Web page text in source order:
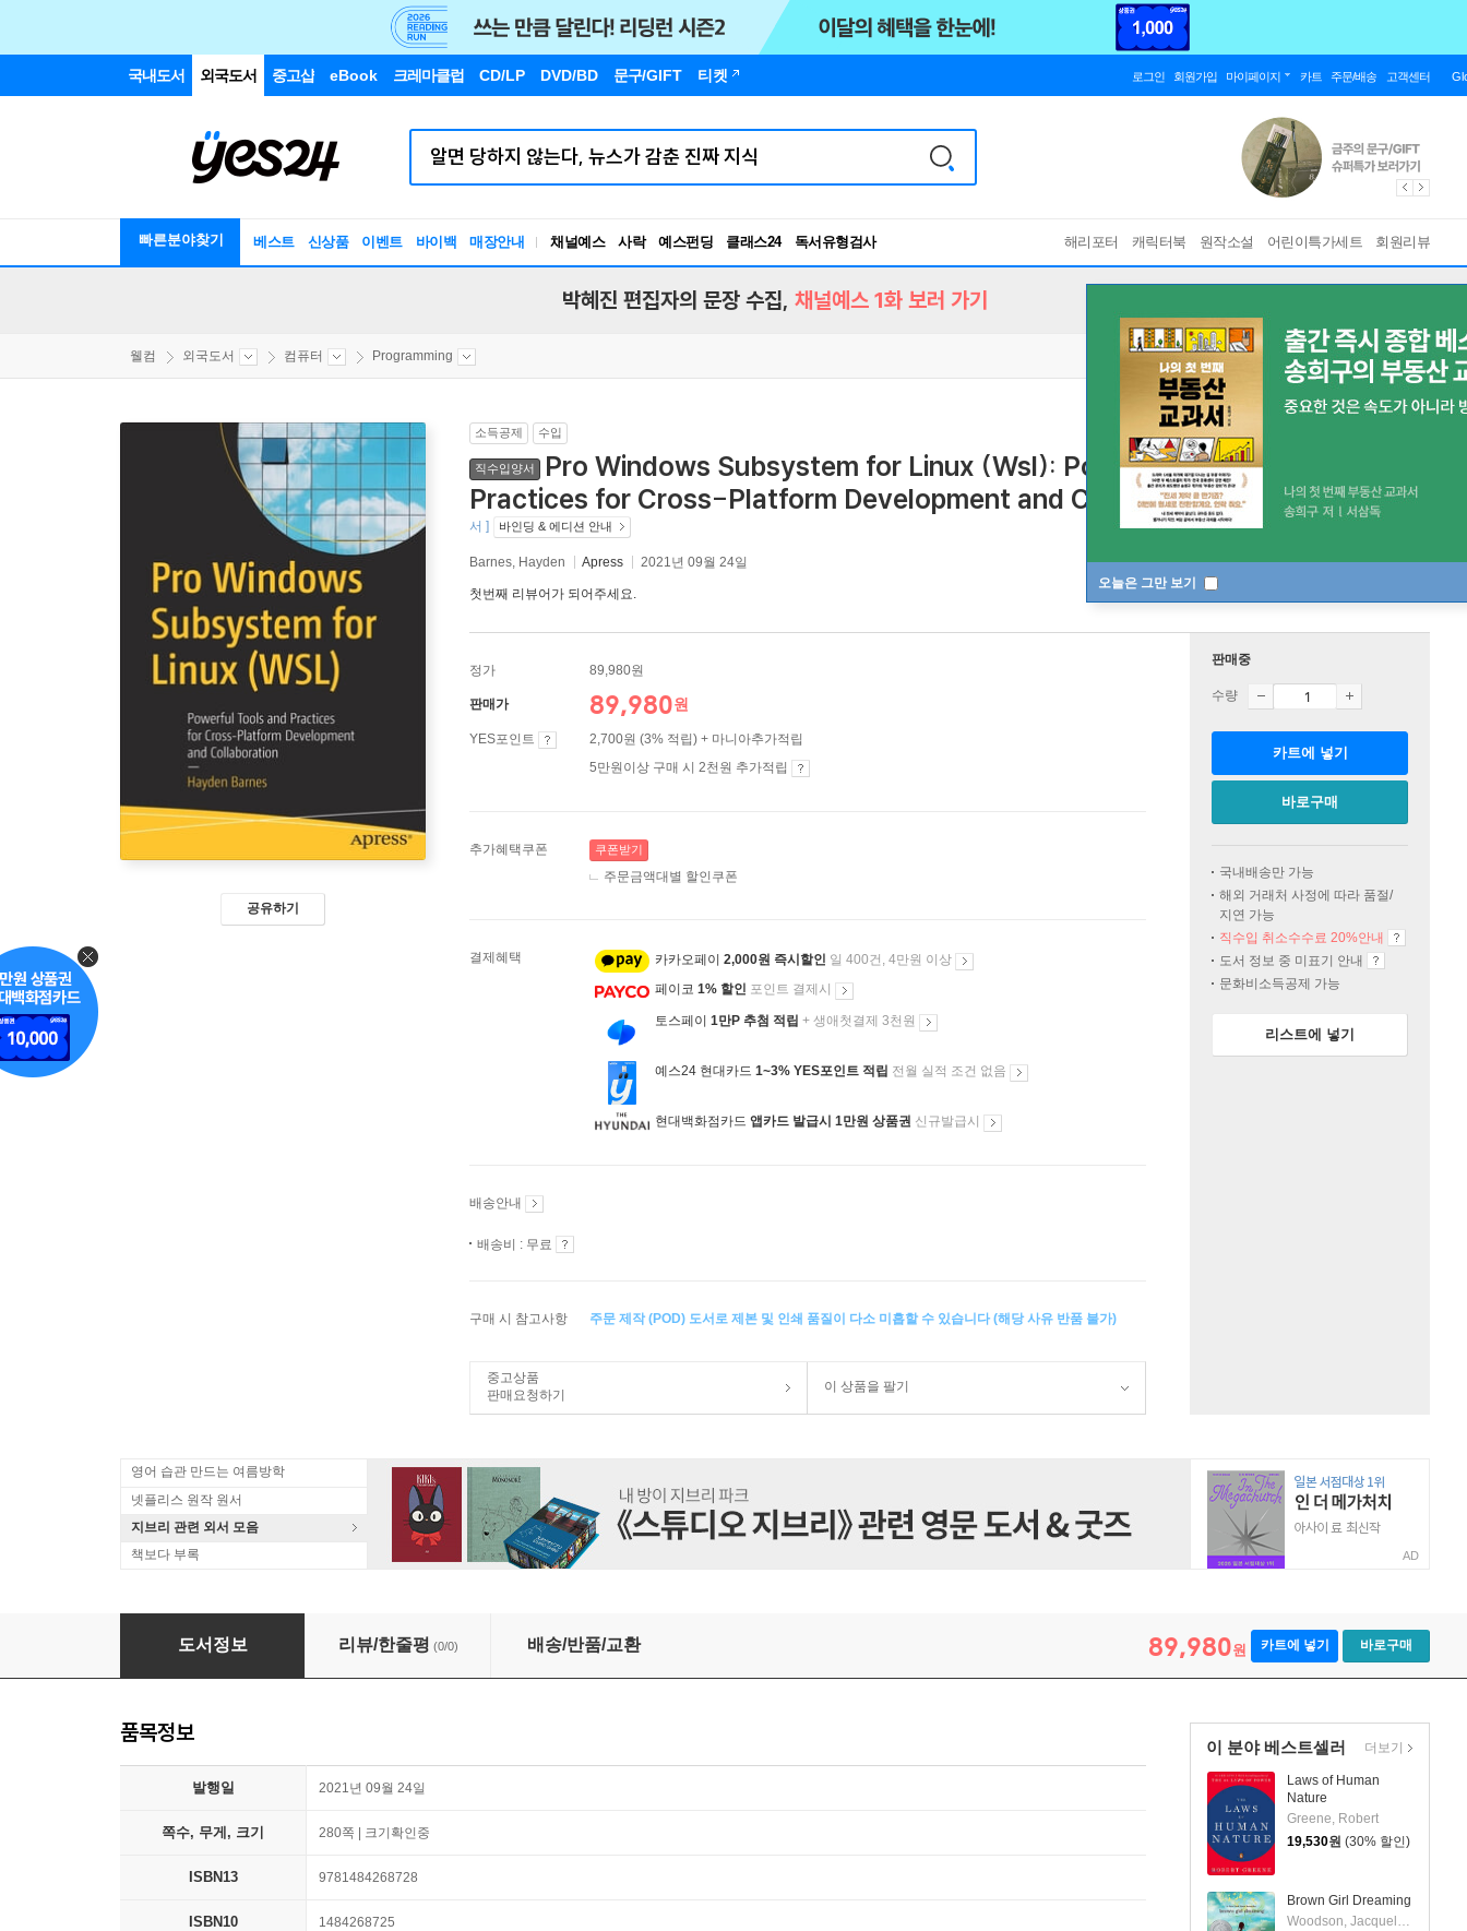
국내도서 외국도서 중고샵 eBook 크레마클럽 CD/LP DVD/BD 문구/GIFT 티켓 로그인 회원가입 마이페이지 카트 주문/배송 고객센터
빠른분야찾기 베스트 신상품 이벤트 바이백 매장안내 채널예스 사락 예스펀딩 클래스24
독서유형검사
RBTI Lab
해리포터 캐릭터북 원작소설 어린이특가세트 회원리뷰
오늘은 그만 보기
박혜진 편집자의 문장 수집, 채널예스 1화 보러 가기
웰컴 외국도서 컴퓨터 Programming
공유하기
소득공제 수입
직수입양서
Pro Windows Subsystem for Linux (Wsl): Powerful Tools and
Practices for Cross-Platform Development and Collaboration
[ Paperback, POD 주문제작도
서 ]
바인딩 & 에디션 안내
Barnes, Hayden Apress 2021년 09월 24일
첫번째 리뷰어가 되어주세요.
정가 89,980원
판매가 89,980원
YES포인트
2,700원 (3% 적립) + 마니아추가적립
5만원이상 구매 시 2천원 추가적립
추가혜택쿠폰 쿠폰받기
주문금액대별 할인쿠폰
결제혜택 카카오페이 2,000원 즉시할인 일 400건, 4만원 이상
페이코 1% 할인 포인트 결제시
토스페이 1만P 추첨 적립 + 생애첫결제 3천원
예스24 현대카드 1~3% YES포인트 적립 전월 실적 조건 없음
현대백화점카드 앱카드 발급시 1만원 상품권 신규발급시
배송안내
배송비 : 무료
구매 시 참고사항 주문 제작 (POD) 도서로 제본 및 인쇄 품질이 다소 미흡할 수 있습니다 (해당 사유 반품 불가)
중고상품
판매요청하기
이 상품을 팔기
판매중
수량
카트에 넣기
바로구매
국내배송만 가능
해외 거래처 사정에 따라 품절/
지연 가능
직수입 취소수수료 20%안내
도서 정보 중 미표기 안내
문화비소득공제 가능
리스트에 넣기
영어 습관 만드는 여름방학
넷플리스 원작 원서
지브리 관련 외서 모음
책보다 부록
AD
Pro Windows Subsystem for Linux (Wsl): Powerful Tools and Practices for Cross-Platform Development and Collaboration
도서정보 리뷰/한줄평 (0/0) 배송/반품/교환 89,980원 카트에 넣기 바로구매
이 분야 베스트셀러
Laws of Human
Nature
Greene, Robert
19,530원 (30% 할인)
Brown Girl Dreaming
Woodson, Jacqueline
더보기
품목정보
발행일 2021년 09월 24일
쪽수, 무게, 크기 280쪽 | 크기확인중
ISBN13 9781484268728
ISBN10 1484268725